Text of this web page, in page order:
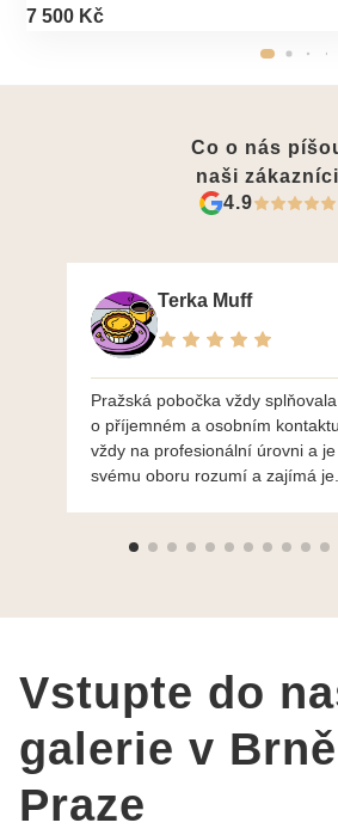
7 500 Kč
Co o nás
naši zákazníci
4.9
Terka Muff
Pražská pobočka vždy
o příjemném a osobním
vždy na profesionální úrovni a
svému oboru rozumí a zajímá je.
výběru, jak už bylo napsáno -
Vstupte do
galerie v
Praze